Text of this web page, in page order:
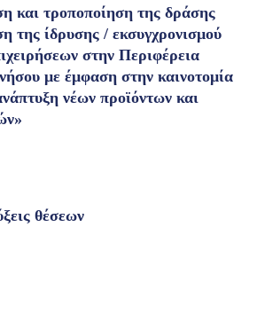
και τροποποίηση της δράσης
της ίδρυσης / εκσυγχρονισμού
στην Περιφέρεια
με έμφαση στην καινοτομία
νέων προϊόντων και
θέσεων